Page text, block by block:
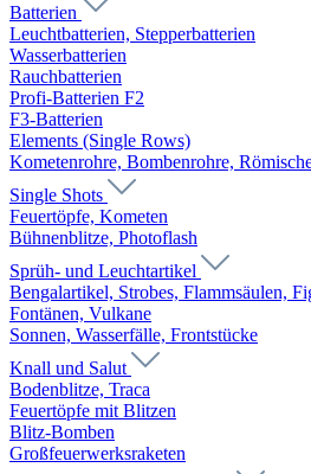
Batterien
Leuchtbatterien, Stepperbatterien
Wasserbatterien
Rauchbatterien
Profi-Batterien F2
F3-Batterien
Elements (Single Rows)
Kometenrohre, Bombenrohre,
Single Shots
Feuertöpfe, Kometen
Bühnenblitze, Photoflash
Sprüh- und Leuchtartikel
Bengalartikel, Strobes, Flammsäulen,
Fontänen, Vulkane
Sonnen, Wasserfälle, Frontstücke
Knall und Salut
Bodenblitze, Traca
Feuertöpfe mit Blitzen
Blitz-Bomben
Großfeuerwerksraketen